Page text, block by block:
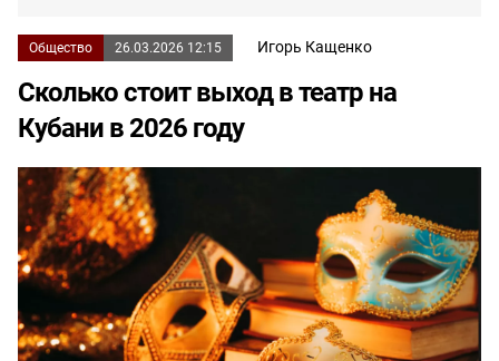
Общество 26.03.2026 12:15 Игорь Кащенко
Сколько стоит выход в театр на
Кубани в 2026 году